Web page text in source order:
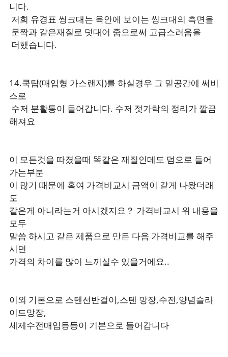
니다.
저희 유경표 씽크대는 육안에 보이는 씽크대의 측면을
문짝과 같은재질로 덧대어 줌으로써 고급스러움을
더했습니다.
14.쿡탑(매입형 가스랜지)를 하실경우 그 밑공간에 써비
스로
수저 분활통이 들어갑니다. 수저 젓가락의 정리가 깔끔
해져요
이 모든것을 따졌을때 똑같은 재질인데도 덤으로 들어
가는부분
이 많기 때문에 혹여 가격비교시 금액이 같게 나왔더래
도
같은게 아니라는거 아시겠지요？ 가격비교시 위 내용을
모두
말씀 하시고 같은 제품으로 만든 다음 가격비교를 해주
시면
가격의 차이를 많이 느끼실수 있을거에요..
이외 기본으로 스텐선반걸이,스텐 망장,수전,양념슬라
이드망장,
세제수전매입등등이 기본으로 들어갑니다